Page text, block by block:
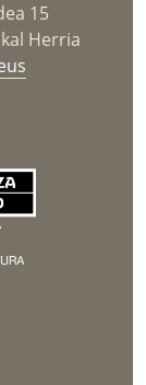
15
Herria